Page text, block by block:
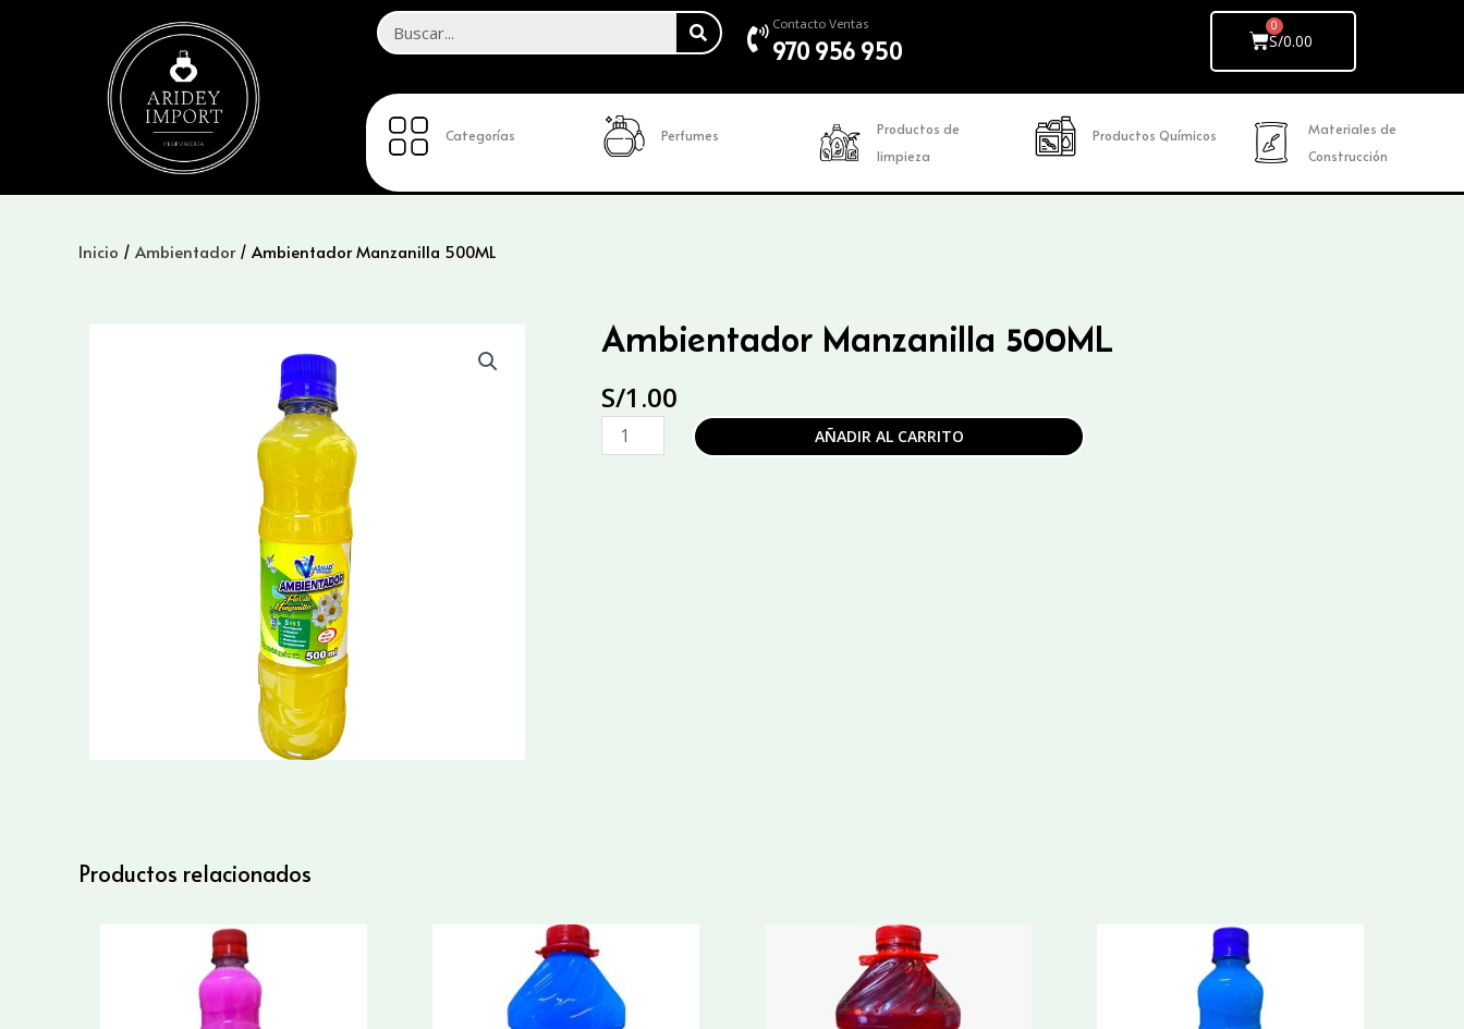
SEARCH Contacto Ventas
970 956 950 S/0.00
Cart
Categorías Perfumes
Productos de
limpieza
Productos Químicos
Materiales de
Construcción
Inicio / Ambientador/ Ambientador Manzanilla 500ML
Ambientador Manzanilla 500ML
S/1.00
Ambientador
Manzanilla
AÑADIR AL CARRITO
Productos relacionados